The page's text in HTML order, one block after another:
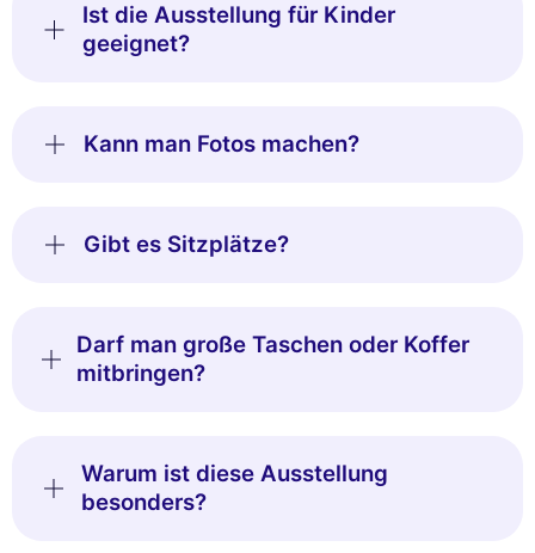
Ist die Ausstellung für Kinder
geeignet?
Kann man Fotos machen?
Gibt es Sitzplätze?
Darf man große Taschen oder Koffer
mitbringen?
Warum ist diese Ausstellung
besonders?